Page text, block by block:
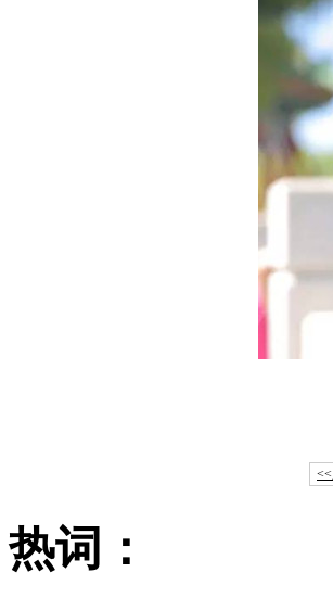
热词：